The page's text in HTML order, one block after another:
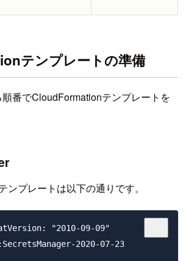
テンプレートの準備
番でCloudFormationテンプレートを
ンプレートは以下の通りです。
"2010-09-09"
2020-07-23